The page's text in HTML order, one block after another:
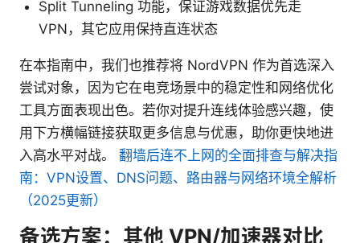
Split Tunneling 功能，保证游戏数据优先走
VPN，其它应用保持直连状态
在本指南中，我们也推荐将 NordVPN 作为首选深入
尝试对象，因为它在电竞场景中的稳定性和网络优化
工具方面表现出色。若你对提升连线体验感兴趣，使
用下方横幅链接获取更多信息与优惠，助你更快地进
入高水平对战。 翻墙后连不上网的全面排查与解决指
南：VPN设置、DNS问题、路由器与网络环境全解析
（2025更新）
备选方案：其他 VPN/加速器对比